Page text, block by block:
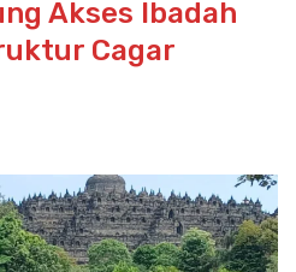
Akses Ibadah
Cagar